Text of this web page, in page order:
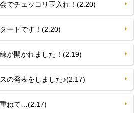
チェッコリ玉入れ！(2.20)
ートです！(2.20)
が開かれました！(2.19)
の発表をしました♪(2.17)
ねて…(2.17)